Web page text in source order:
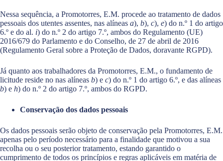
Nessa sequência, a Promotorres, E.M. procede ao tratamento de dados
pessoais dos utentes assentes, nas alíneas a), b), c), e) do n.º 1 do artigo
6.º e do al. i) do n.º 2 do artigo 7.º, ambos do Regulamento (UE)
2016/679 do Parlamento e do Conselho, de 27 de abril de 2016
(Regulamento Geral sobre a Proteção de Dados, doravante RGPD).
Já quanto aos trabalhadores da Promotorres, E.M., o fundamento de
licitude reside no nas alíneas b) e c) do n.º 1 do artigo 6.º, e das alíneas
b) e h) do n.º 2 do artigo 7.º, ambos do RGPD.
Conservação dos dados pessoais
Os dados pessoais serão objeto de conservação pela Promotorres, E.M.
apenas pelo período necessário para a finalidade que motivou a sua
recolha ou o seu posterior tratamento, estando garantido o
cumprimento de todos os princípios e regras aplicáveis em matéria de